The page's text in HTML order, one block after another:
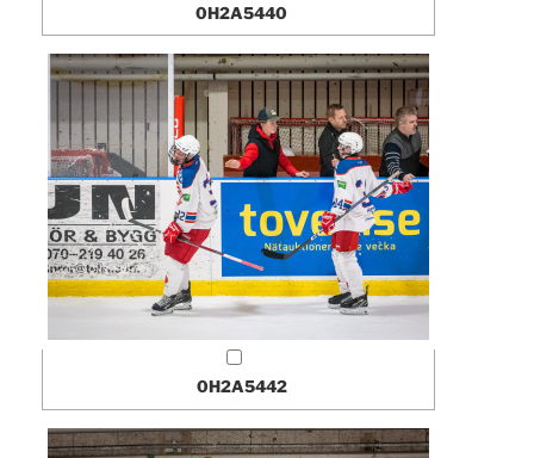
0H2A5440
0H2A5442